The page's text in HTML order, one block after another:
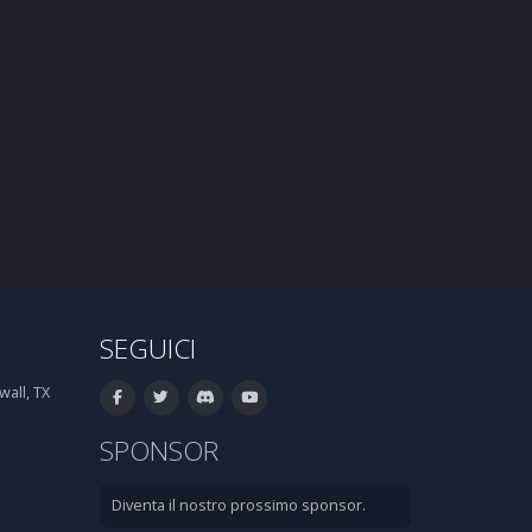
TX
SEGUICI
SPONSOR
Diventa il nostro prossimo sponsor.